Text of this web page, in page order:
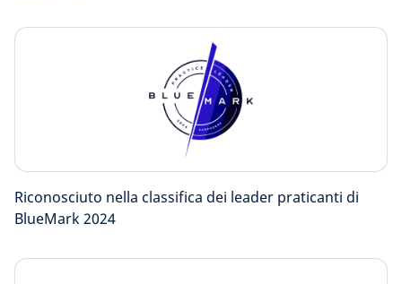
Riconosciuto nella classifica dei leader praticanti di
BlueMark 2024